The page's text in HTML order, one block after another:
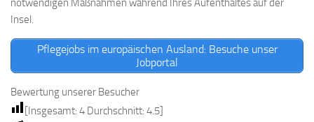
notwendigen Maßnahmen während Ihres Aufenthaltes auf der
Insel.
Pflegejobs im europäischen Ausland: Besuche unser
Jobportal
Bewertung unserer Besucher
[Insgesamt: 4 Durchschnitt: 4.5]